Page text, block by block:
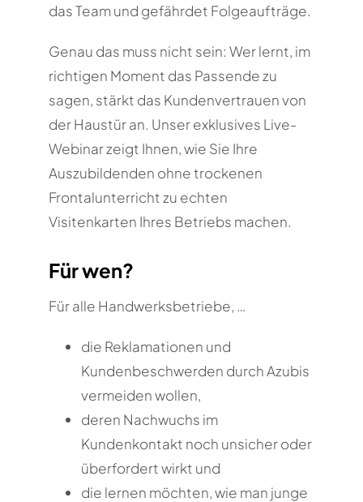
das Team und gefährdet Folgeaufträge.
Genau das muss nicht sein: Wer lernt, im
richtigen Moment das Passende zu
sagen, stärkt das Kundenvertrauen von
der Haustür an. Unser exklusives Live-
Webinar zeigt Ihnen, wie Sie Ihre
Auszubildenden ohne trockenen
Frontalunterricht zu echten
Visitenkarten Ihres Betriebs machen.
Für wen?
Für alle Handwerksbetriebe, …
die Reklamationen und
Kundenbeschwerden durch Azubis
vermeiden wollen,
deren Nachwuchs im
Kundenkontakt noch unsicher oder
überfordert wirkt und
die lernen möchten, wie man junge